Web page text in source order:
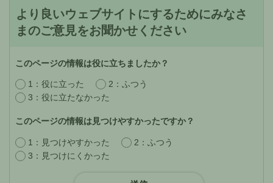
より良いウェブサイトにするためにみなさ
まのご意見をお聞かせください
このページの情報は役に立ちましたか？
1：役に立った
2：ふつう
3：役に立たなかった
このページの情報は見つけやすかったですか？
1：見つけやすかった
2：ふつう
3：見つけにくかった